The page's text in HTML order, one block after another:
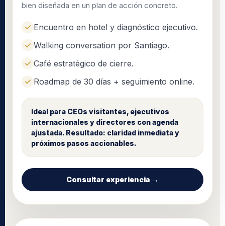
bien diseñada en un plan de acción concreto.
Encuentro en hotel y diagnóstico ejecutivo.
Walking conversation por Santiago.
Café estratégico de cierre.
Roadmap de 30 días + seguimiento online.
Ideal para CEOs visitantes, ejecutivos
internacionales y directores con agenda
ajustada. Resultado: claridad inmediata y
próximos pasos accionables.
Consultar experiencia →